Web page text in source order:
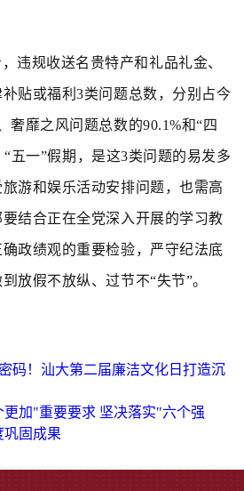
违规收送名贵特产和礼品礼金、
贴或福利3类问题总数，分别占今
奢靡之风问题总数的90.1%和“四
五一”假期，是这3类问题的易发多
游和娱乐活动安排问题，也需高
结合正在全党深入开展的学习教
政绩观的重要检验，严守纪法底
放假不放纵、过节不“失节”。
码！汕大第二届廉洁文化日打造沉
加"重要要求 坚决落实"六个强
固成果